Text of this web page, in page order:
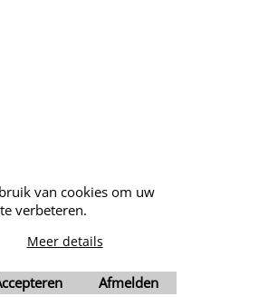
st Bestel
van cookies om uw
verbeteren.
Meer details
Afmelden